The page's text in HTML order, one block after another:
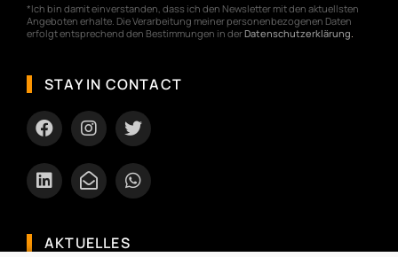
AKTUELLES
STAY IN CONTACT
*Ich bin damit einverstanden, dass ich den Newsletter mit den aktuellsten
Angeboten erhalte. Die Verarbeitung meiner personenbezogenen Daten
erfolgt entsprechend den Bestimmungen in derDatenschutzerklärung